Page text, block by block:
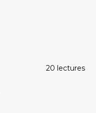
20 lectures